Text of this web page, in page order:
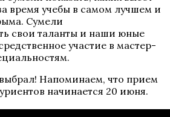
время учебы в самом лучшем и
Сумели
свои таланты и наши юные
участие в мастер-
Напоминаем, что прием
начинается 20 июня.